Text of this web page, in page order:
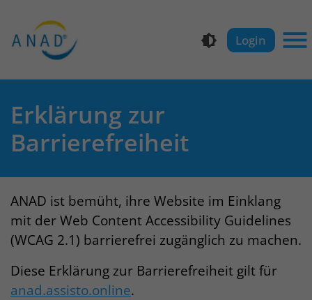
der
Hauptnavigation
dem
Inhalt
der
Meta-
Webseite
dem
Footer
Login
Erklärung zur
Barrierefreiheit
ANAD ist bemüht, ihre Website im Einklang
mit der Web Content Accessibility Guidelines
(WCAG 2.1) barrierefrei zugänglich zu machen.
Diese Erklärung zur Barrierefreiheit gilt für
anad.assisto.online.